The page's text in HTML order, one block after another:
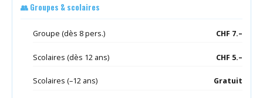
👥 Groupes & scolaires
Groupe (dès 8 pers.) CHF 7.–
Scolaires (dès 12 ans) CHF 5.–
Scolaires (–12 ans) Gratuit